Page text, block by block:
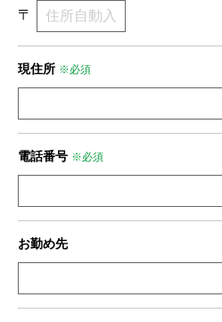
〒
現住所 ※必須
電話番号 ※必須
お勤め先